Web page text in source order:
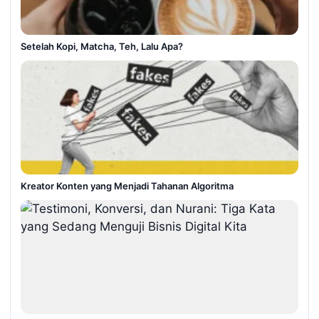
Setelah Kopi, Matcha, Teh, Lalu Apa?
Kreator Konten yang Menjadi Tahanan Algoritma